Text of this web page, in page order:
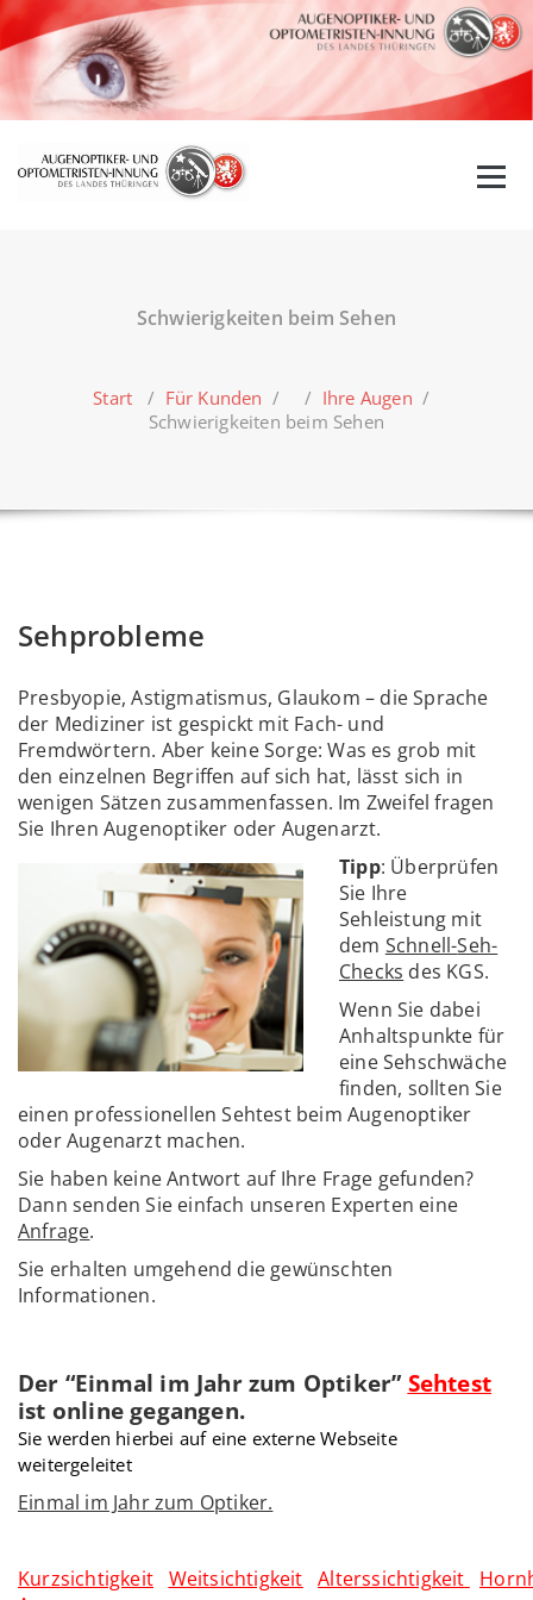
Zum
Inhalt
springen
Schwierigkeiten beim Sehen
Start / Für Kunden / / Ihre Augen /
Schwierigkeiten beim Sehen
Sehprobleme
Presbyopie, Astigmatismus, Glaukom – die Sprache
der Mediziner ist gespickt mit Fach- und
Fremdwörtern. Aber keine Sorge: Was es grob mit
den einzelnen Begriffen auf sich hat, lässt sich in
wenigen Sätzen zusammenfassen. Im Zweifel fragen
Sie Ihren Augenoptiker oder Augenarzt.
Tipp: Überprüfen
Sie Ihre
Sehleistung mit
dem Schnell-Seh-
Checks des KGS.
Wenn Sie dabei
Anhaltspunkte für
eine Sehschwäche
finden, sollten Sie
einen professionellen Sehtest beim Augenoptiker
oder Augenarzt machen.
Sie haben keine Antwort auf Ihre Frage gefunden?
Dann senden Sie einfach unseren Experten eine
Anfrage.
Sie erhalten umgehend die gewünschten
Informationen.
Der “Einmal im Jahr zum Optiker” Sehtest
ist online gegangen.
Sie werden hierbei auf eine externe Webseite
weitergeleitet
Einmal im Jahr zum Optiker.
Kurzsichtigkeit Weitsichtigkeit Alterssichtigkeit